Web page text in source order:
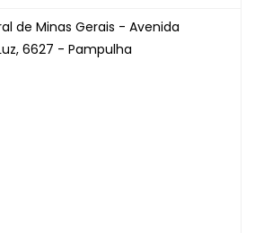
de Minas Gerais - Avenida
6627 - Pampulha